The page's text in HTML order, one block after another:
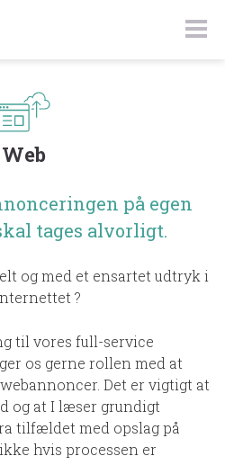
Web
på egen
tages alvorligt.
og med et ensartet udtryk i
?
til vores full-service
os gerne rollen med at
Det er vigtigt at
og at I læser grundigt
tilfældet med opslag på
hvis processen er